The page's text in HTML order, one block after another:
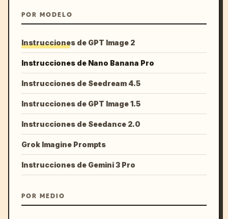
POR MODELO
Instrucciones de GPT Image 2
Instrucciones de Nano Banana Pro
Instrucciones de Seedream 4.5
Instrucciones de GPT Image 1.5
Instrucciones de Seedance 2.0
Grok Imagine Prompts
Instrucciones de Gemini 3 Pro
POR MEDIO